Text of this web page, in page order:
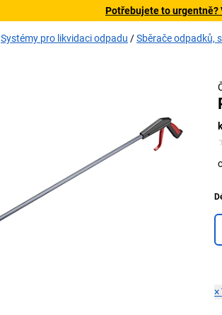
Potřebujete to urgentně?
Systémy pro likvidaci odpadu Sběrače odpadků,
×